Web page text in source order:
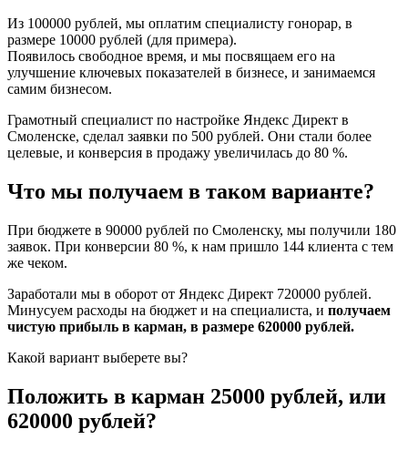
Из 100000 рублей, мы оплатим специалисту гонорар, в
размере 10000 рублей (для примера).
Появилось свободное время, и мы посвящаем его на
улучшение ключевых показателей в бизнесе, и занимаемся
самим бизнесом.
Грамотный специалист по настройке Яндекс Директ в
Смоленске, сделал заявки по 500 рублей. Они стали более
целевые, и конверсия в продажу увеличилась до 80 %.
Что мы получаем в таком варианте?
При бюджете в 90000 рублей по Смоленску, мы получили 180
заявок. При конверсии 80 %, к нам пришло 144 клиента с тем
же чеком.
Заработали мы в оборот от Яндекс Директ 720000 рублей.
Минусуем расходы на бюджет и на специалиста, и получаем
чистую прибыль в карман, в размере 620000 рублей.
Какой вариант выберете вы?
Положить в карман 25000 рублей, или
620000 рублей?